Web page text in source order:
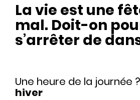
La vie est une
mal. Doit-on
s’arrêter de
Une heure de la journée ?
hiver